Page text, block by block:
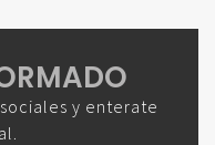
y enterate